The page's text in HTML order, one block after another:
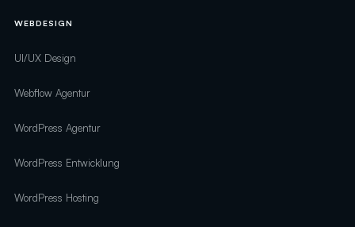
WEBDESIGN
UI/UX Design
Webflow Agentur
WordPress Agentur
WordPress Entwicklung
WordPress Hosting